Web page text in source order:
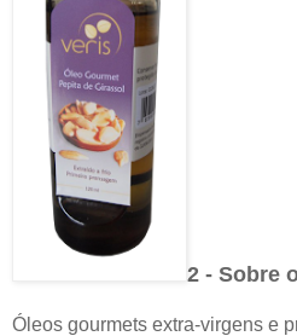
2 - Sobre
Óleos gourmets extra-virgens e